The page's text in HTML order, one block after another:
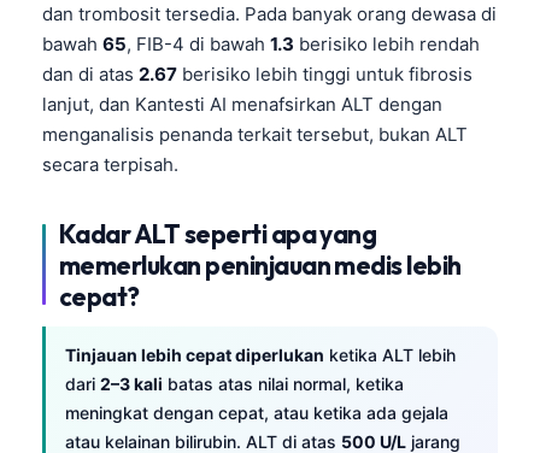
dan trombosit tersedia. Pada banyak orang dewasa di
bawah 65, FIB-4 di bawah 1.3 berisiko lebih rendah
dan di atas 2.67 berisiko lebih tinggi untuk fibrosis
lanjut, dan Kantesti AI menafsirkan ALT dengan
menganalisis penanda terkait tersebut, bukan ALT
secara terpisah.
Kadar ALT seperti apa yang
memerlukan peninjauan medis lebih
cepat?
Tinjauan lebih cepat diperlukan ketika ALT lebih
dari 2–3 kali batas atas nilai normal, ketika
meningkat dengan cepat, atau ketika ada gejala
atau kelainan bilirubin. ALT di atas 500 U/L jarang
Հայերեն
Íslenska
Српски језик
Svenska
Bosanski
Azərbaycan dili
日本語
Čeština
ქართული
Русский